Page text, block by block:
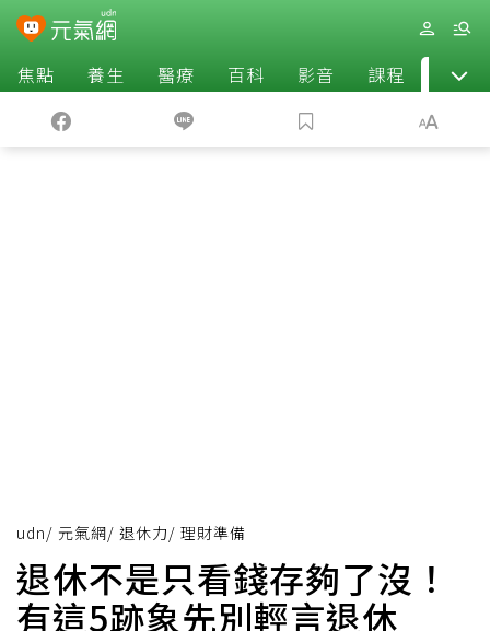
焦點 養生 醫療 百科 影音 課程 退休
udn/ 元氣網/ 退休力/ 理財準備
退休不是只看錢存夠了沒！
有這5跡象先別輕言退休